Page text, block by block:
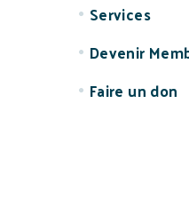
Services
Devenir
Faire un don